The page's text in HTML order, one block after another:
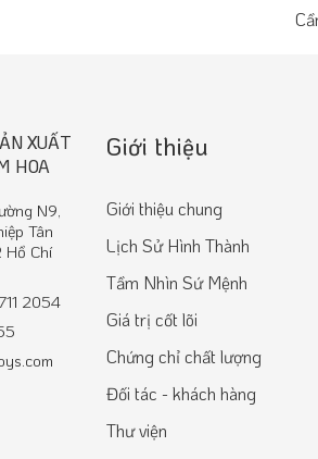
XUẤT
HOA
N9,
Tân
Hồ Chí
2054
Giới thiệu
Giới thiệu chung
Lịch Sử Hình Thành
Tầm Nhìn Sứ Mệnh
Giá trị cốt lõi
Chứng chỉ chất lượng
Đối tác - khách hàng
Thư viện